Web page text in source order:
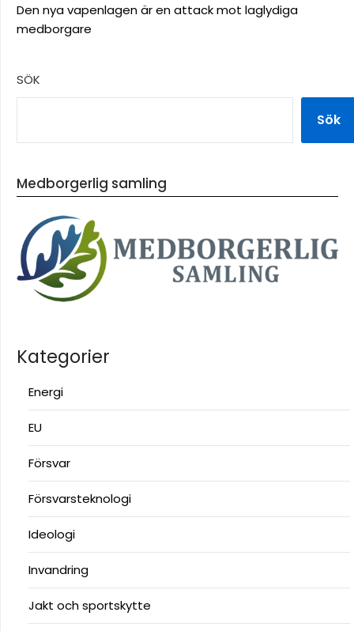
Den nya vapenlagen är en attack mot laglydiga
medborgare
SÖK
Sök
Medborgerlig samling
Kategorier
Energi
EU
Försvar
Försvarsteknologi
Ideologi
Invandring
Jakt och sportskytte